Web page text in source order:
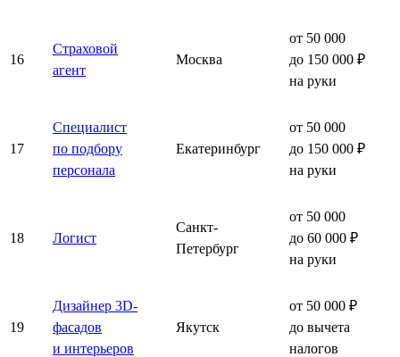
16
Страховой
агент
Москва
от 50 000
до 150 000 ₽
на руки
17
Специалист
по подбору
персонала
Екатеринбург
от 50 000
до 150 000 ₽
на руки
18 Логист
Санкт-
Петербург
от 50 000
до 60 000 ₽
на руки
19
Дизайнер 3D-
фасадов
и интерьеров
Якутск
от 50 000 ₽
до вычета
налогов